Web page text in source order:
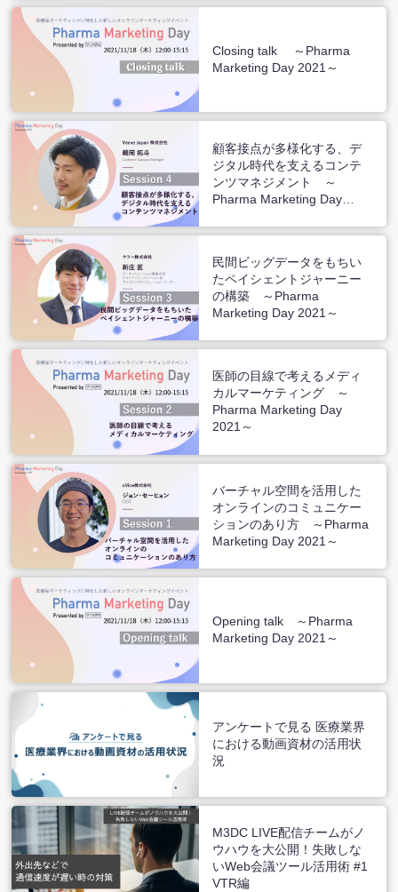
Closing talk ～Pharma
Marketing Day 2021～
顧客接点が多様化する、デ
ジタル時代を支えるコンテ
ンツマネジメント ～
Pharma Marketing Day
民間ビッグデータをもちい
たペイシェントジャーニー
の構築 ～Pharma
Marketing Day 2021～
医師の目線で考えるメディ
カルマーケティング ～
Pharma Marketing Day
2021～
バーチャル空間を活用した
オンラインのコミュニケー
ションのあり方 ～Pharma
Marketing Day 2021～
Opening talk ～Pharma
Marketing Day 2021～
アンケートで見る 医療業界
における動画資材の活用状
況
M3DC LIVE配信チームがノ
ウハウを大公開！失敗しな
いWeb会議ツール活用術 #1
VTR編